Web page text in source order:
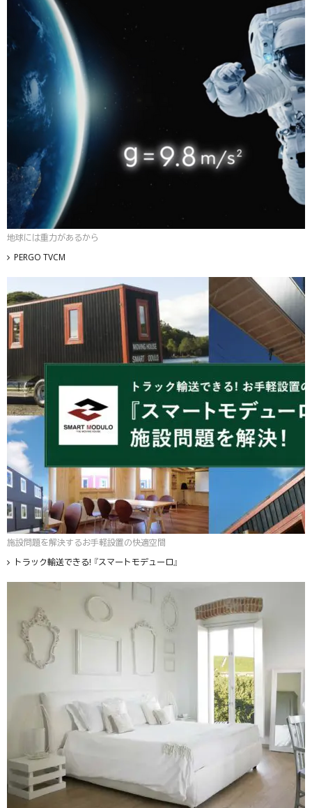
地球には重力があるから
PERGO TVCM
施設問題を解決するお手軽設置の快適空間
トラック輸送できる! 『スマートモデューロ』